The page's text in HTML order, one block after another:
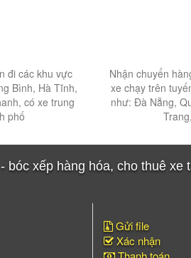
đi các khu vực
Bình, Hà Tĩnh,
có xe trung
phố
Nhận chuyển
xe chạy trên
như: Đà Nẵng,
xếp hàng hóa, cho thuê xe
Gửi file
Xác nhận